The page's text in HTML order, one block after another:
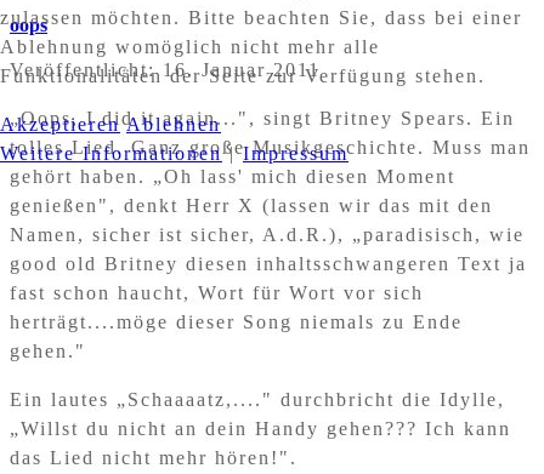
oops
Veröffentlicht: 16. Januar 2011
„Oops, I did it again...", singt Britney Spears. Ein
tolles Lied. Ganz große Musikgeschichte. Muss man
gehört haben. „Oh lass' mich diesen Moment
genießen", denkt Herr X (lassen wir das mit den
Namen, sicher ist sicher, A.d.R.), „paradisisch, wie
good old Britney diesen inhaltsschwangeren Text ja
fast schon haucht, Wort für Wort vor sich
herträgt....möge dieser Song niemals zu Ende
gehen."
Ein lautes „Schaaaatz,...." durchbricht die Idylle,
„Willst du nicht an dein Handy gehen??? Ich kann
das Lied nicht mehr hören!".
zulassen möchten. Bitte beachten Sie, dass bei einer
Ablehnung womöglich nicht mehr alle
Funktionalitäten der Seite zur Verfügung stehen.
Akzeptieren Ablehnen
Weitere Informationen|Impressum